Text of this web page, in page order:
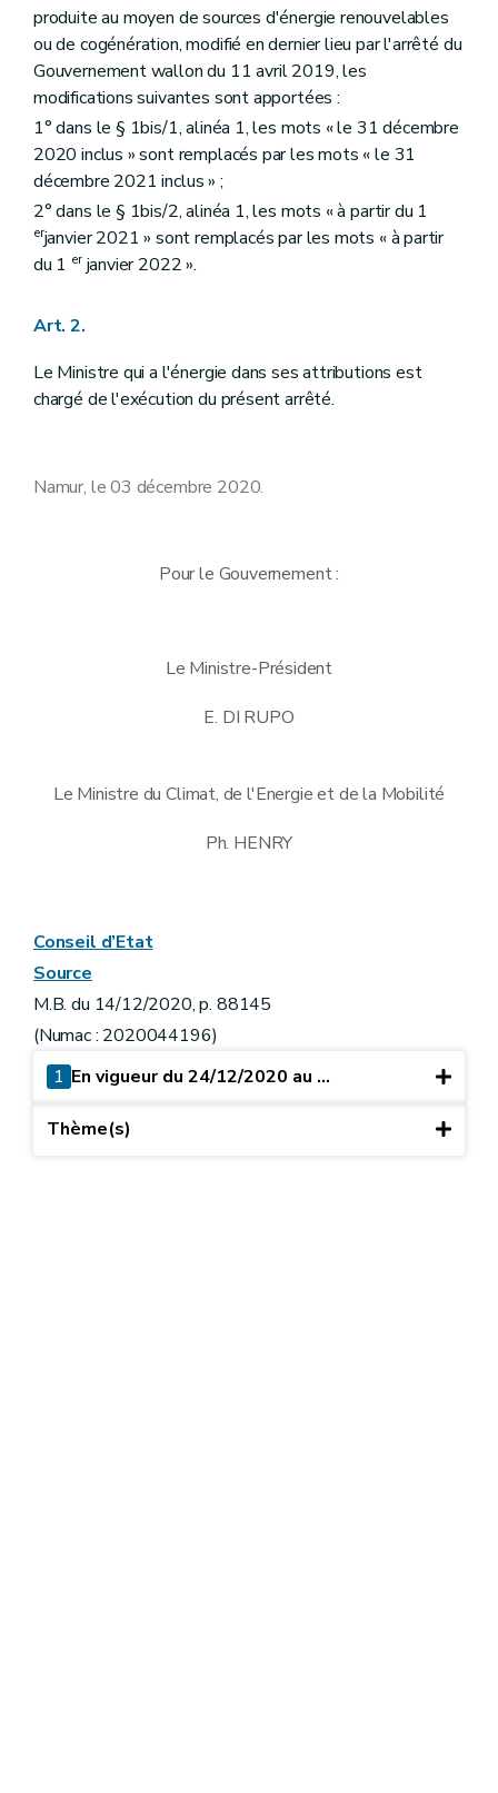
produite au moyen de sources d'énergie renouvelables
ou de cogénération, modifié en dernier lieu par l'arrêté du
Gouvernement wallon du 11 avril 2019, les
modifications suivantes sont apportées :
1° dans le § 1bis/1, alinéa 1, les mots « le 31 décembre
2020 inclus » sont remplacés par les mots « le 31
décembre 2021 inclus » ;
2° dans le § 1bis/2, alinéa 1, les mots « à partir du 1
erjanvier 2021 » sont remplacés par les mots « à partir
du 1 erjanvier 2022 ».
Art. 2.
Le Ministre qui a l'énergie dans ses attributions est
chargé de l'exécution du présent arrêté.
Namur, le 03 décembre 2020.
Pour le Gouvernement :
Le Ministre-Président
E. DI RUPO
Le Ministre du Climat, de l'Energie et de la Mobilité
Ph. HENRY
Conseil d’Etat
Source
M.B. du 14/12/2020, p. 88145
(Numac : 2020044196)
1 En vigueur du 24/12/2020 au ...
Thème(s)